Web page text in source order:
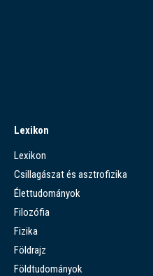
Lexikon
Lexikon
Csillagászat és asztrofizika
Élettudományok
Filozófia
Fizika
Földrajz
Földtudományok